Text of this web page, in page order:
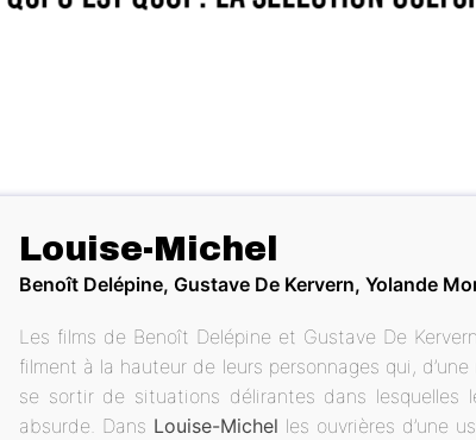
Louise-Michel
Benoît Delépine, Gustave De Kervern, Yolande
Les films de Benoît Delépine et Gustave De
filment à la hauteur de leurs personnages qui,
se sortir de situations délirantes dans lesquelles
absurde. Dans Louise-Michel les ouvrières d’une